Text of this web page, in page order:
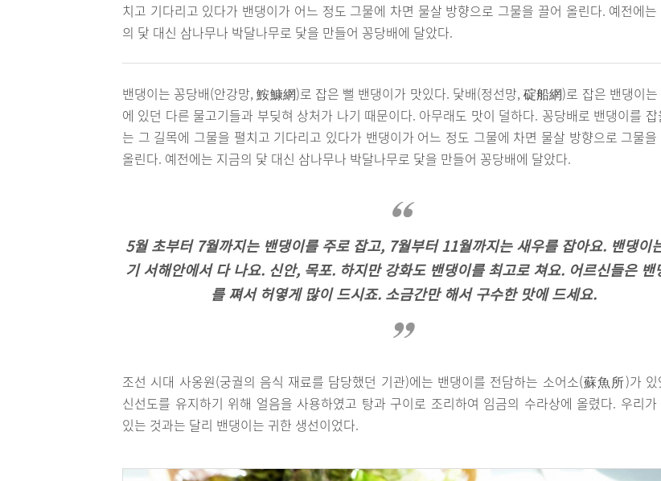
치고 기다리고 있다가 밴댕이가 어느 정도 그물에 차면 물살 방향으로 그물을 끌어 올린다. 예전에는
의 닻 대신 삼나무나 박달나무로 닻을 만들어 꽁당배에 달았다.
밴댕이는 꽁당배(안강망, 鮟鱇網)로 잡은 뻘 밴댕이가 맛있다. 닻배(정선망, 碇船網)로 잡은 밴댕이는
에 있던 다른 물고기들과 부딪혀 상처가 나기 때문이다. 아무래도 맛이 덜하다. 꽁당배로 밴댕이를 잡
는 그 길목에 그물을 펼치고 기다리고 있다가 밴댕이가 어느 정도 그물에 차면 물살 방향으로 그물을
올린다. 예전에는 지금의 닻 대신 삼나무나 박달나무로 닻을 만들어 꽁당배에 달았다.
5월 초부터 7월까지는 밴댕이를 주로 잡고, 7월부터 11월까지는 새우를 잡아요. 밴댕이
기 서해안에서 다 나요. 신안, 목포. 하지만 강화도 밴댕이를 최고로 쳐요. 어르신들은 밴
를 쪄서 허옇게 많이 드시죠. 소금간만 해서 구수한 맛에 드세요.
조선 시대 사옹원(궁궐의 음식 재료를 담당했던 기관)에는 밴댕이를 전담하는 소어소(蘇魚所)가 있
신선도를 유지하기 위해 얼음을 사용하였고 탕과 구이로 조리하여 임금의 수라상에 올렸다. 우리가
있는 것과는 달리 밴댕이는 귀한 생선이었다.